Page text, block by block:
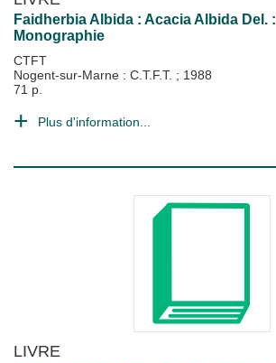
Faidherbia Albida : Acacia Albida Del. :
Monographie
CTFT
Nogent-sur-Marne : C.T.F.T. ; 1988
71 p.
Plus d'information...
LIVRE